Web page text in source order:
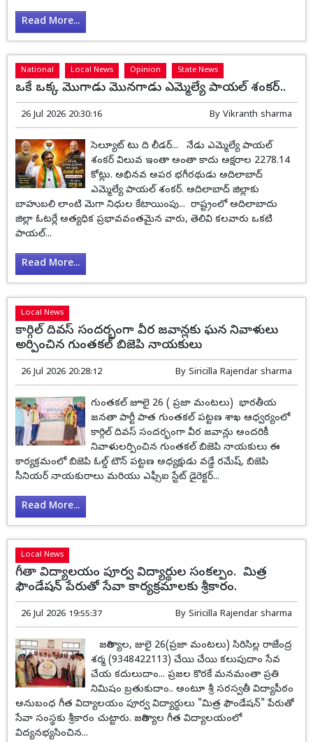
Read More...
National Local News Opinion State News
ఒకే ఒక్క మొగాడు మొనగాడు ఎమ్మెల్యే పాయల్ శంకర్..
26 Jul 2026 20:30:16 By Vikranth sharma
సెల్యూట్ టు ది లీడర్... నేడు ఎమ్మెల్యే పాయల్
శంకర్ విలువ ఇంతా అంతా కాదు అక్షరాల 2278.14
కోట్లు. అభినవ అపర భగీరథుడు అదిలాబాద్
ఎమ్మెల్యే పాయల్ శంకర్. అదిలాబాద్ జిల్లాకు
బాహుబలి లాంటి మెగా నిధుల కేటాయింపు... రాష్ట్రంలో అదిలాబాదు
జిల్లా ఓటర్లే అత్యధిక ప్రభావవంతమైన వారు, తెలివి కలవారు ఒకటి
పాయల్...
Read More...
Local News
కార్గిల్ దివస్ సందర్భంగా వీర జవాన్లకు ఘన నివాళులు
అర్పించిన గుంతకల్ బిజెపి నాయకులు
26 Jul 2026 20:28:12 By Siricilla Rajendar sharma
గుంతకల్ జూలై 26 ( ప్రజా మంటలు) భారతీయ
జనతా పార్టీ పాత గుంతకల్ పట్టణ శాఖ ఆధ్వర్యంలో
కార్గిల్ దివస్ సందర్భంగా వీర జవాన్లు అందరికీ
నివాళులర్పించిన గుంతకల్ బిజెపి నాయకులు ఈ
కార్యక్రమంలో బిజెపి ఓల్డ్ టౌన్ పట్టణ అధ్యక్షుడు వడ్డే రమేష్, బిజెపి
సీనియర్ నాయకురాలు మరియు ఎఫ్సీఐ స్టేట్ డైరెక్టర్...
Read More...
Local News
గీతా విద్యాలయం పూర్వ విద్యార్థుల సంకల్పం. మిత్ర
ఫౌండేషన్ పేరుతో సేవా కార్యక్రమాలకు శ్రీకారం.
26 Jul 2026 19:55:37 By Siricilla Rajendar sharma
జగిత్యాల, జులై 26(ప్రజా మంటలు) సిరిసిల్ల రాజేంద్ర
శర్మ (9348422113) చేయి చేయి కలుపుదాం సేవ
చేయ కదులుదాం... ప్రజల కొరకే మనమంతా ప్రతి
నిమిషం బ్రతుకుదాం.. అంటూ శ్రీ సరస్వతీ విద్యాపీఠం
అనుబంధ గీత విద్యాలయం పూర్వ విద్యార్థులు "మిత్ర ఫౌండేషన్" పేరుతో
సేవా సంస్థకు శ్రీకారం చుట్టారు. జగిత్యాల గీత విద్యాలయంలో
విద్యనభ్యసించిన...